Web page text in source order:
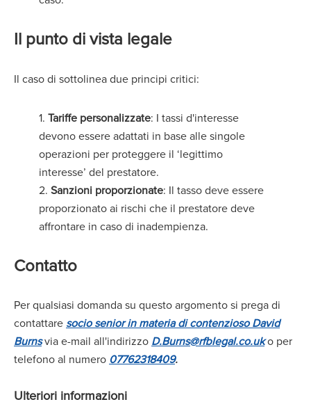
Il punto di vista legale
Il caso di sottolinea due principi critici:
1. Tariffe personalizzate: I tassi d'interesse
devono essere adattati in base alle singole
operazioni per proteggere il ‘legittimo
interesse’ del prestatore.
2. Sanzioni proporzionate: Il tasso deve essere
proporzionato ai rischi che il prestatore deve
affrontare in caso di inadempienza.
Contatto
Per qualsiasi domanda su questo argomento si prega di
contattare socio senior in materia di contenzioso David
Burnsvia e-mail all'indirizzo D.Burns@rfblegal.co.uko per
telefono al numero 07762318409.
Ulteriori informazioni